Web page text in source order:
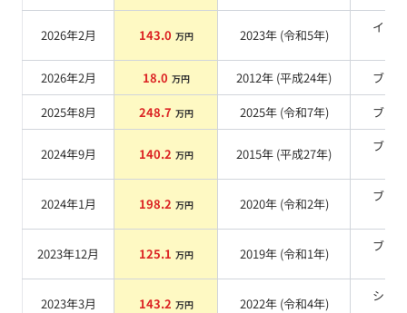
2026年2月 143.0 万円 2023年 (令和5年)
イエ
2026年2月
18.0 万円 2012年 (平成24年)
ブルー
2025年8月
248.7 万円 2025年 (令和7年) ブルー
2024年9月 140.2 万円 2015年 (平成27年)
ブラ
2024年1月 198.2 万円 2020年 (令和2年)
ブラ
2023年12月 125.1 万円 2019年 (令和1年)
ブラ
2023年3月 143.2 万円 2022年 (令和4年)
シル